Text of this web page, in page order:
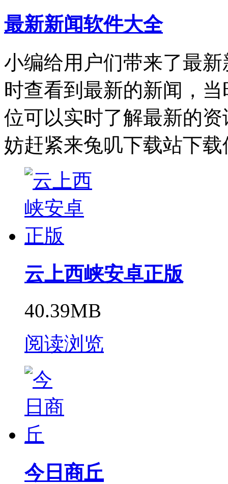
最新新闻软件大全
小编给用户们带来了最
时查看到最新的新闻，
位可以实时了解最新的
妨赶紧来兔叽下载站下
云上西峡安卓正版
40.39MB
阅读浏览
今日商丘